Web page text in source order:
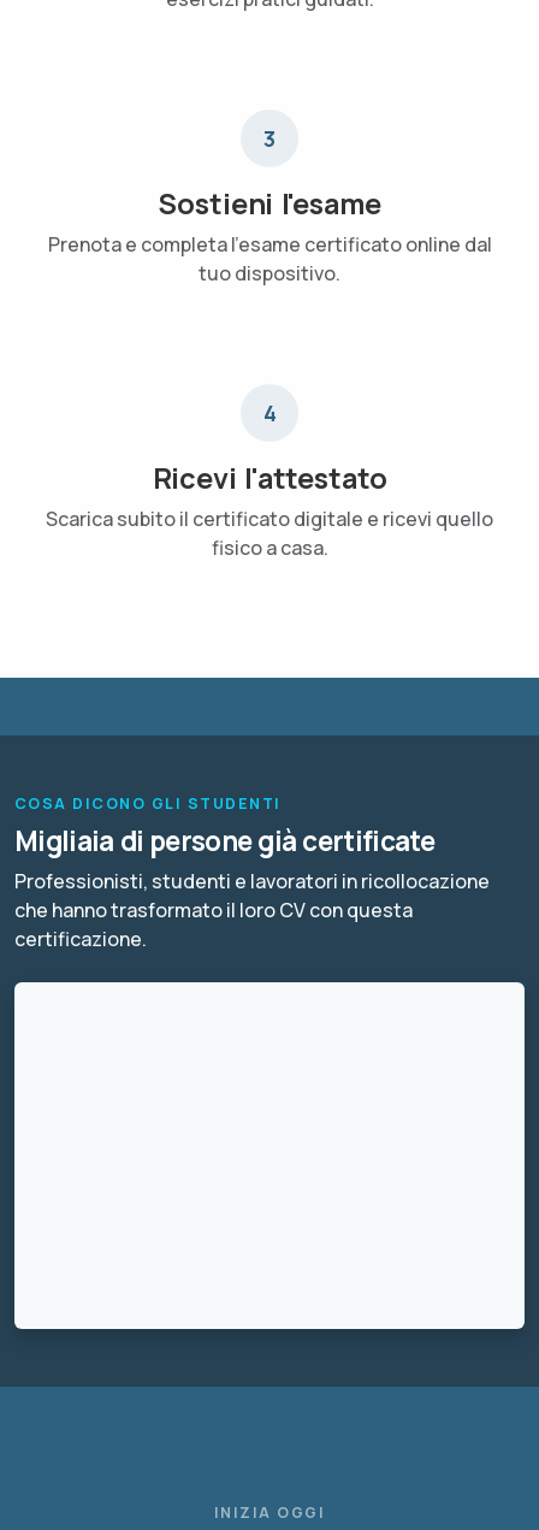
3
Sostieni l'esame
Prenota e completa l'esame certificato online dal
tuo dispositivo.
4
Ricevi l'attestato
Scarica subito il certificato digitale e ricevi quello
fisico a casa.
COSA DICONO GLI STUDENTI
Migliaia di persone già certificate
Professionisti, studenti e lavoratori in ricollocazione
che hanno trasformato il loro CV con questa
certificazione.
INIZIA OGGI